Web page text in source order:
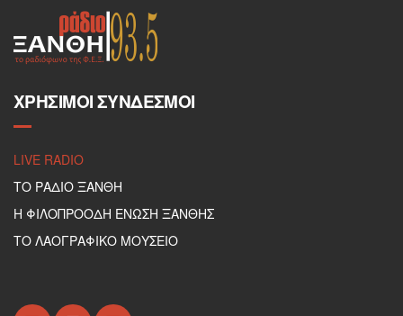
ΧΡΉΣΙΜΟΙ ΣΎΝΔΕΣΜΟΙ
LIVE RADIO
ΤΟ ΡΑΔΙΟ ΞΑΝΘΗ
Η ΦΙΛΟΠΡΟΟΔΗ ΕΝΩΣΗ ΞΑΝΘΗΣ
ΤΟ ΛΑΟΓΡΑΦΙΚΟ ΜΟΥΣΕΙΟ